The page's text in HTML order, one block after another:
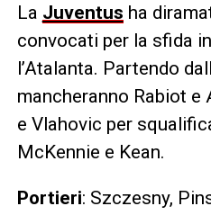
La Juventus ha
convocati per la sfida
l’Atalanta. Partendo
mancheranno Rabiot
e Vlahovic per
McKennie e Kean.
Portieri: Szczesny,